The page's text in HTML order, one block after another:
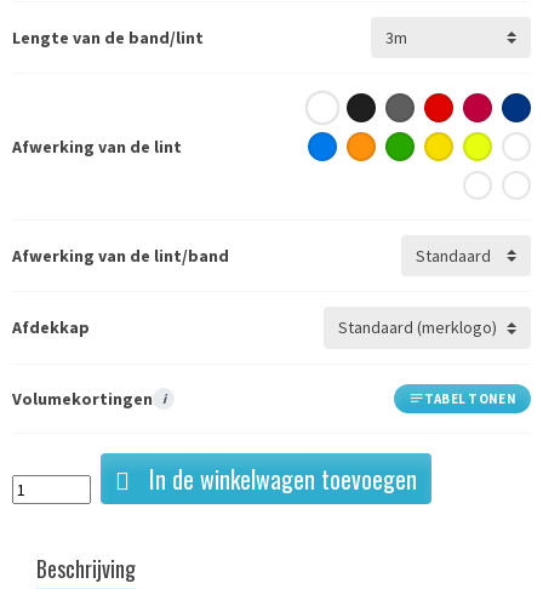
Lengte van de band/lint
Afwerking van de lint
Afwerking van de lint/band
Afdekkap
Volumekortingen i TABEL TONEN
In de winkelwagen toevoegen
Beschrijving